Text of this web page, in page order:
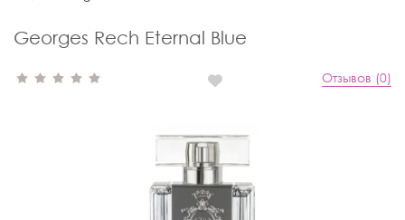
Georges Rech Eternal Blue
Отзывов (0)